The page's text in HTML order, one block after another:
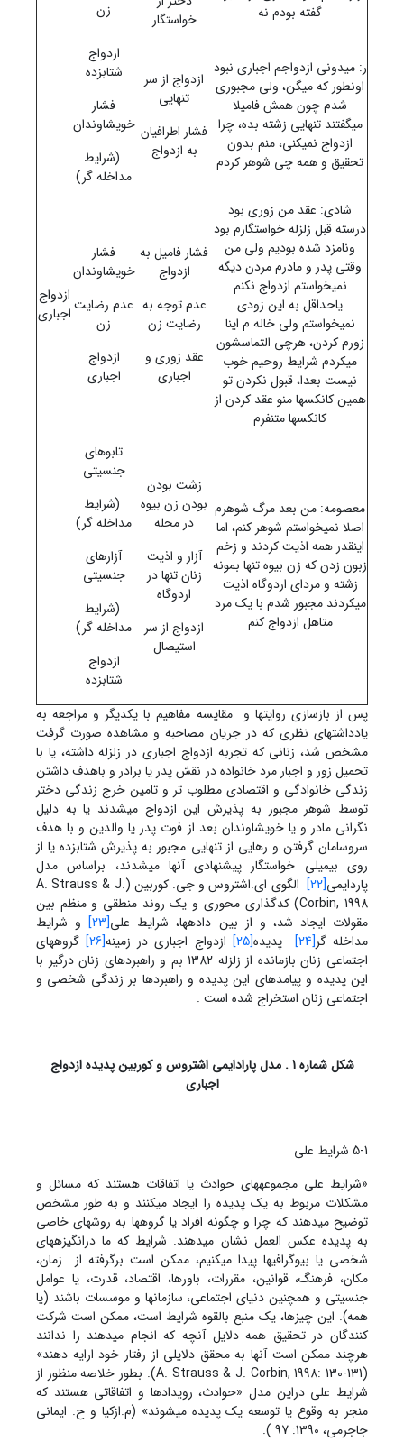
گفته بودم نه
خواستگار
زن
ازدواج
اجباری
ر: می‏دونی ازدواجم اجباری نبود
اونطور که می‏گن، ولی مجبوری
شدم چون همش فامیلا
می‏گفتند تنهایی زشته بده، چرا
ازدواج نمی‏کنی، منم بدون
تحقیق و همه چی شوهر کردم
ازدواج از سر
تنهایی
فشار اطرافیان
به ازدواج
ازدواج
شتابزده
فشار
خویشاوندان
(شرایط
مداخله گر)
شادی: عقد من زوری بود
درسته قبل زلزله خواستگارم بود
ونامزد شده بودیم ولی من
وقتی پدر و مادرم مردن دیگه
نمیخواستم ازدواج نکنم
یاحداقل به این زودی
نمی‏خواستم ولی خاله م اینا
زورم کردن، هرچی التماسشون
میکردم شرایط روحیم خوب
نیست بعدا، قبول نکردن تو
همین کانکس‏ها منو عقد کردن از
کانکس‏ها متنفرم
فشار فامیل به
ازدواج
عدم توجه به
رضایت زن
عقد زوری و
اجباری
فشار
خویشاوندان
عدم رضایت
زن
ازدواج
اجباری
معصومه: من بعد مرگ شوهرم
اصلا نمی‏خواستم شوهر کنم، اما
اینقدر همه اذیت کردند و زخم
زبون زدن که زن بیوه تنها بمونه
زشته و مردای اردوگاه اذیت
می‏کردند مجبور شدم با یک مرد
متاهل ازدواج کنم
زشت بودن
بودن زن بیوه
در محله
آزار و اذیت
زنان تنها در
اردوگاه
ازدواج از سر
استیصال
تابوهای
جنسیتی
(شرایط
مداخله گر)
آزارهای
جنسیتی
(شرایط
مداخله گر)
ازدواج
شتابزده
پس از بازسازی روایت‏ها و مقایسه مفاهیم با یکدیگر و مراجعه به
یادداشت‏های نظری که در جریان مصاحبه و مشاهده صورت گرفت
مشخص شد، زنانی که تجربه ازدواج اجباری در زلزله داشته، یا با
تحمیل زور و اجبار مرد خانواده در نقش پدر یا برادر و باهدف داشتن
زندگی خانوادگی و اقتصادی مطلوب تر و تامین خرج زندگی دختر
توسط شوهر مجبور به پذیرش این ازدواج می‏شدند یا به دلیل
نگرانی مادر و یا خویشاوندان بعد از فوت پدر یا والدین و با هدف
سروسامان گرفتن و رهایی از تنهایی مجبور به پذیرش شتابزده یا از
روی بی‏میلی خواستگار پیشنهادی آنها می‏شدند، براساس مدل
پاردایمی[22]
الگوی ای.اشتروس و جی. کوربین (A. Strauss & J.
Corbin, 1998) کدگذاری محوری و یک روند منطقی و منظم بین
مقولات ایجاد شد، و از بین داده‏ها، شرایط علی[23]
و شرایط
مداخله گر[24] پدیده[25] ازدواج اجباری در زمینه[26]
گروههای
اجتماعی زنان بازمانده از زلزله 1382 بم و راهبردهای زنان درگیر با
این پدیده و پیامدهای این پدیده و راهبردها بر زندگی شخصی و
اجتماعی زنان استخراج شده است .
شکل شماره 1 . مدل پارادایمی اشتروس و کوربین پدیده ازدواج
اجباری
5-1 شرایط علی
«شرایط علی مجموعه‏های حوادث یا اتفاقات هستند که مسائل و
مشکلات مربوط به یک پدیده را ایجاد می‏کنند و به طور مشخص
توضیح می‏دهند که چرا و چگونه افراد یا گروه‏ها به روش‏های خاصی
به پدیده عکس العمل نشان میدهند. شرایط که ما درانگیزه‏های
شخصی یا بیوگرافی‏ها پیدا میکنیم، ممکن است برگرفته از زمان،
مکان، فرهنگ، قوانین، مقررات، باورها، اقتصاد، قدرت، یا عوامل
جنسیتی و همچنین دنیای اجتماعی، سازمان‏ها و موسسات باشند (یا
همه). این چیزها، یک منبع بالقوه شرایط است، ممکن است شرکت
کنندگان در تحقیق همه دلایل آنچه که انجام می‏دهند را ندانند
هرچند ممکن است آنها به محقق دلایلی از رفتار خود ارایه دهند»
(A. Strauss & J. Corbin, 1998: 130-131). بطور خلاصه منظور از
شرایط علی دراین مدل «حوادث، رویدادها و اتفاقاتی هستند که
منجر به وقوع یا توسعه یک پدیده می‏شوند» (م.ازکیا و ح. ایمانی
جاجرمی، 1390: 97 ).